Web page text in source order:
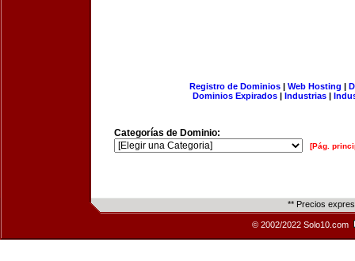
Registro de Dominios| Web Hosting |
Dominios Expirados | Industrias |
Categorías de Dominio:
[Pág.
** Precios
© 2002/2022 Solo10.com